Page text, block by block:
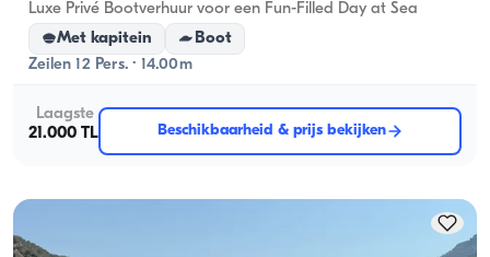
Luxe Privé Bootverhuur voor een Fun-Filled Day at Sea
Met kapitein
Boot
Zeilen 12 Pers. · 14.00m
Laagste
21.000 TL
Beschikbaarheid & prijs bekijken